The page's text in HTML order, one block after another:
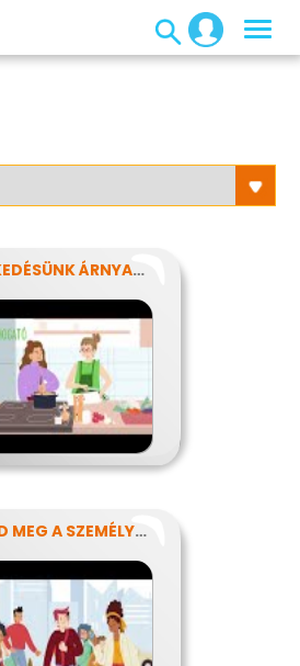
VISELKEDÉSÜNK ÁRNYALATAI
ISMERD MEG A SZEMÉLYISÉGED!